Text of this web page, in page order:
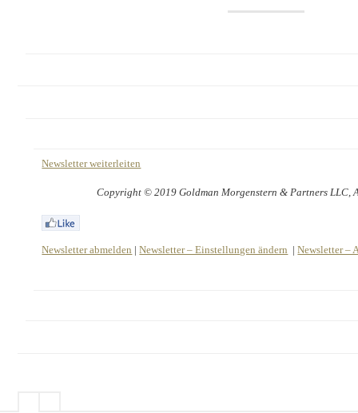
Newsletter weiterleiten
Copyright © 2019 Goldman Morgenstern & Partners LLC,
Newsletter abmelden |Newsletter – Einstellungen ändern |Newsletter –